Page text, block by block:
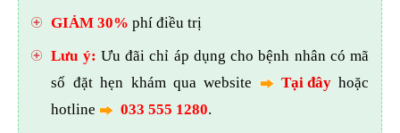
GIẢM 30% phí điều trị
Lưu ý: Ưu đãi chỉ áp dụng cho bệnh nhân có mã
số đặt hẹn khám qua website
Tại đâyhoặc
hotline
033 555 1280.